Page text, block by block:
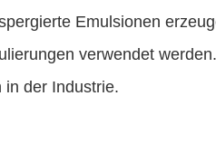
Emulsionen
verwendet werden.
in der Industrie.